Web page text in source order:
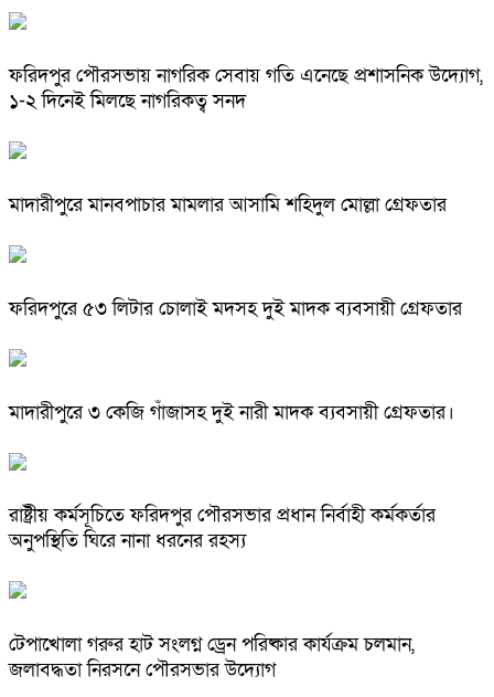
ফরিদপুর পৌরসভায় নাগরিক সেবায় গতি এনেছে প্রশাসনিক উদ্যোগ,
১-২ দিনেই মিলছে নাগরিকত্ব সনদ
মাদারীপুরে মানবপাচার মামলার আসামি শহিদুল মোল্লা গ্রেফতার
ফরিদপুরে ৫৩ লিটার চোলাই মদসহ দুই মাদক ব্যবসায়ী গ্রেফতার
মাদারীপুরে ৩ কেজি গাঁজাসহ দুই নারী মাদক ব্যবসায়ী গ্রেফতার।
রাষ্ট্রীয় কর্মসূচিতে ফরিদপুর পৌরসভার প্রধান নির্বাহী কর্মকর্তার
অনুপস্থিতি ঘিরে নানা ধরনের রহস্য
টেপাখোলা গরুর হাট সংলগ্ন ড্রেন পরিষ্কার কার্যক্রম চলমান,
জলাবদ্ধতা নিরসনে পৌরসভার উদ্যোগ